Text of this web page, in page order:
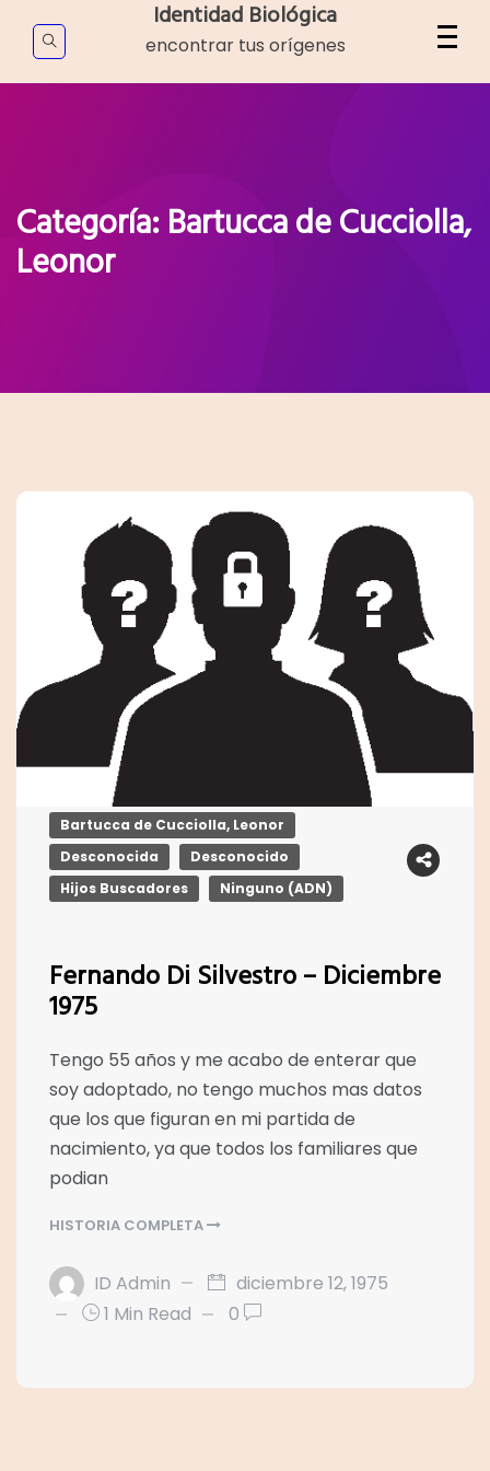
content
Identidad Biológica
encontrar tus orígenes
Categoría:Bartucca de Cucciolla,
Leonor
Bartucca de Cucciolla, Leonor
Desconocida
Desconocido
Hijos Buscadores
Ninguno (ADN)
Fernando Di Silvestro – Diciembre
1975
Tengo 55 años y me acabo de enterar que
soy adoptado, no tengo muchos mas datos
que los que figuran en mi partida de
nacimiento, ya que todos los familiares que
podian
HISTORIA COMPLETA
ID Admin
diciembre 12, 1975
1 Min Read
0